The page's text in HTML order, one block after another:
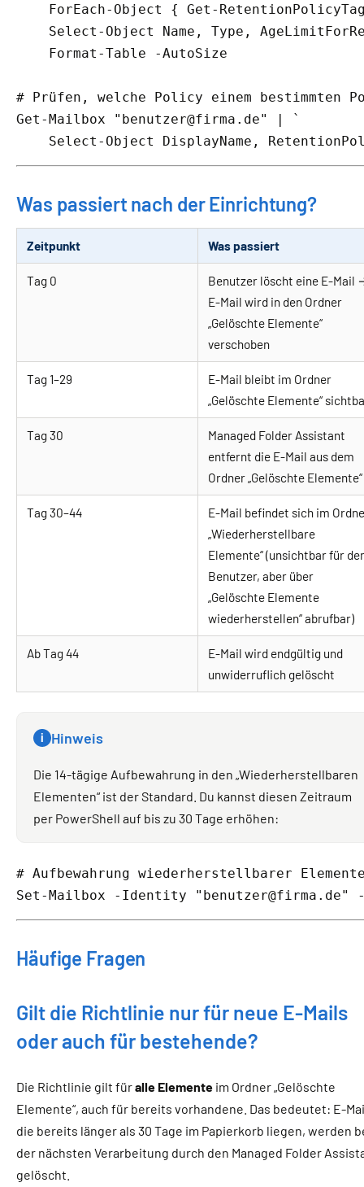
ForEach-Object { Get-
Select-Object Name, Type,
    Format-Table -AutoSize
# Prüfen, welche Policy einem bestimmten
Get-Mailbox "benutzer@firma.de" | `
Select-Object DisplayName,
Was passiert nach der Einrichtung?
Zeitpunkt Was passiert
Tag 0
Benutzer löscht eine E-Mail
E-Mail wird in den Ordner
„Gelöschte Elemente“
verschoben
Tag 1–29
E-Mail bleibt im Ordner
„Gelöschte Elemente“
Tag 30
Managed Folder Assistant
entfernt die E-Mail aus dem
Ordner „Gelöschte Elemente“
Tag 30–44
E-Mail befindet sich im
„Wiederherstellbare
Elemente“ (unsichtbar für
Benutzer, aber über
„Gelöschte Elemente
wiederherstellen“ abrufbar)
Ab Tag 44
E-Mail wird endgültig und
unwiderruflich gelöscht
i Hinweis
Die 14-tägige Aufbewahrung in den „Wiederherstellbaren
Elementen“ ist der Standard. Du kannst diesen Zeitraum
per PowerShell auf bis zu 30 Tage erhöhen:
# Aufbewahrung wiederherstellbarer
Set-Mailbox -Identity "benutzer@firma.de" -
Häufige Fragen
Gilt die Richtlinie nur für neue E-Mails
oder auch für bestehende?
Die Richtlinie gilt füralle Elemente im Ordner „Gelöschte
Elemente“, auch für bereits vorhandene. Das bedeutet: E-
die bereits länger als 30 Tage im Papierkorb liegen, werden
der nächsten Verarbeitung durch den Managed Folder
gelöscht.